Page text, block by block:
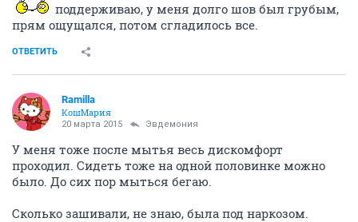
поддерживаю, у меня долго шов был грубым,
прям ощущался, потом сгладилось все.
ОТВЕТИТЬ
Ramilla
КошМария
20 марта 2015 Эвдемония
У меня тоже после мытья весь дискомфорт
проходил. Сидеть тоже на одной половинке можно
было. До сих пор мыться бегаю.
Сколько зашивали, не знаю, была под наркозом.